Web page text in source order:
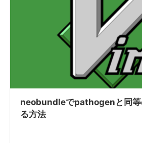
neobundleでpathogenと同等
る方法